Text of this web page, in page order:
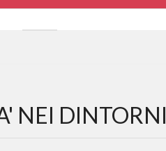
NEI DINTORNI